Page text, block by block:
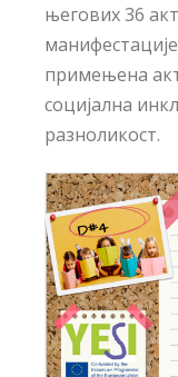
његових 36
примењена
социјална
разноликост.